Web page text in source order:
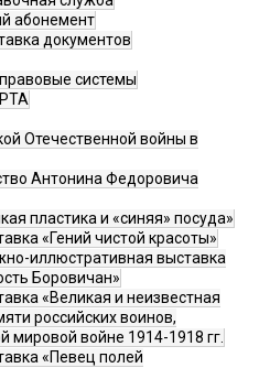
абонемент
документов
системы
Отечественной войны в
Антонина Федоровича
пластика и «синяя» посуда»
«Гений чистой красоты»
иллюстративная выставка
Боровичан»
«Великая и неизвестная
российских воинов,
мировой войне 1914-1918 гг.
«Певец полей